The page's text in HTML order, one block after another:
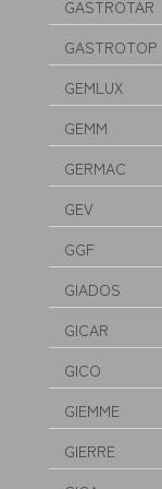
GASTROTAR
GASTROTOP
GEMLUX
GEMM
GERMAC
GEV
GGF
GIADOS
GICAR
GICO
GIEMME
GIERRE